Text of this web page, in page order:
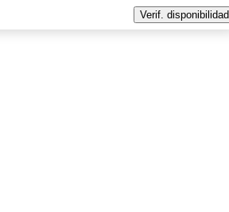
Verif. disponibilidad